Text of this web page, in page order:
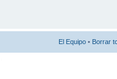
El Equipo • Borrar